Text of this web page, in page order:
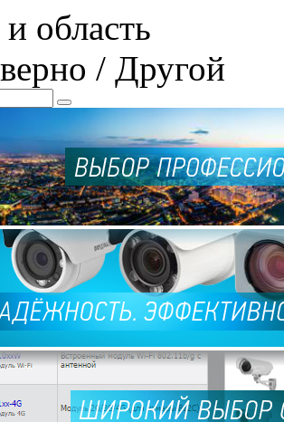
область
/ Другой